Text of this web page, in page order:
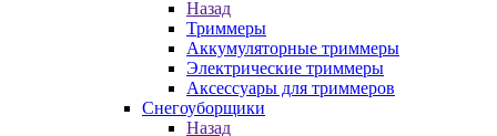
Назад
Триммеры
Аккумуляторные триммеры
Электрические триммеры
Аксессуары для триммеров
Снегоуборщики
Назад